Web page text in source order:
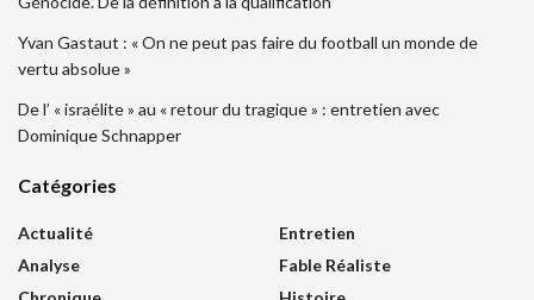
Yvan Gastaut : « On ne peut pas faire du football un monde de
vertu absolue »
De l’ « israélite » au « retour du tragique » : entretien avec
Dominique Schnapper
Catégories
Actualité
Analyse
Entretien
Fable Réaliste